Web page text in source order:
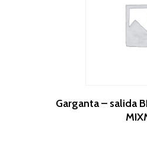
Garganta – salida